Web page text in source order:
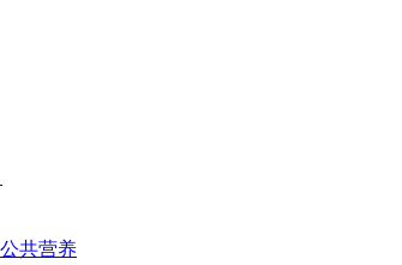
公共营养